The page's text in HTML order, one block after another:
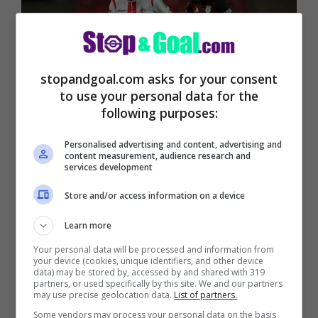
Calciomercato Juventus, David Alaba
stopandgoal.com asks for your consent
to use your personal data for the
following purposes:
Personalised advertising and content, advertising and
content measurement, audience research and
services development
Store and/or access information on a device
Learn more
Your personal data will be processed and information from
your device (cookies, unique identifiers, and other device
data) may be stored by, accessed by and shared with 319
partners, or used specifically by this site. We and our partners
may use precise geolocation data. List of partners.
Some vendors may process your personal data on the basis